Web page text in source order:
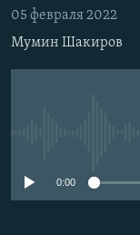
поискуСЕВЕР.РЕАЛИИ
СИБИРЬ.РЕАЛИИ
РАСПИСАНИЕ
05 февраля 2022
Мумин Шакиров
0:00